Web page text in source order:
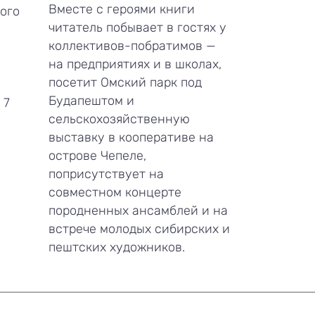
7
Вместе с героями книги
читатель побывает в гостях у
коллективов-побратимов —
на предприятиях и в школах,
посетит Омский парк под
Будапештом и
сельскохозяйственную
выставку в кооперативе на
острове Чепеле,
поприсутствует на
совместном концерте
породненных ансамблей и на
встрече молодых сибирских и
пештских художников.